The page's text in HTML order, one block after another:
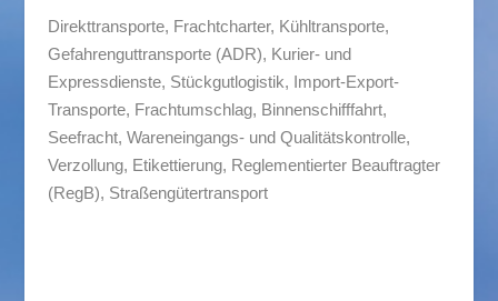
Direkttransporte, Frachtcharter, Kühltransporte,
Gefahrenguttransporte (ADR), Kurier- und
Expressdienste, Stückgutlogistik, Import-Export-
Transporte, Frachtumschlag, Binnenschifffahrt,
Seefracht, Wareneingangs- und Qualitätskontrolle,
Verzollung, Etikettierung, Reglementierter Beauftragter
(RegB), Straßengütertransport